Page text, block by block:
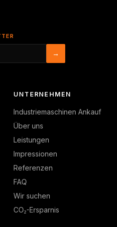
→
UNTERNEHMEN
Industriemaschinen Ankauf
Über uns
Leistungen
Impressionen
Referenzen
FAQ
Wir suchen
CO₂-Ersparnis